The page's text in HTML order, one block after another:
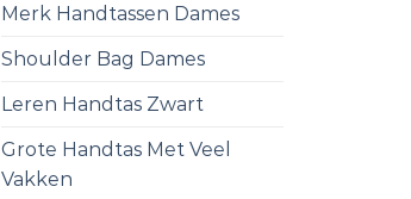
Merk Handtassen Dames
Shoulder Bag Dames
Leren Handtas Zwart
Grote Handtas Met Veel
Vakken